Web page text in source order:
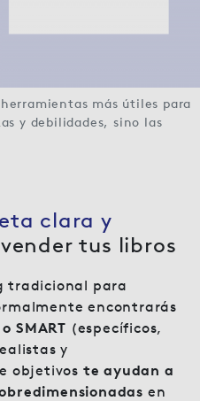
más útiles para
y debilidades, sino las
clara y
tus libros
tradicional para
encontrarás
SMART (específicos,
y
objetivos te ayudan a
en